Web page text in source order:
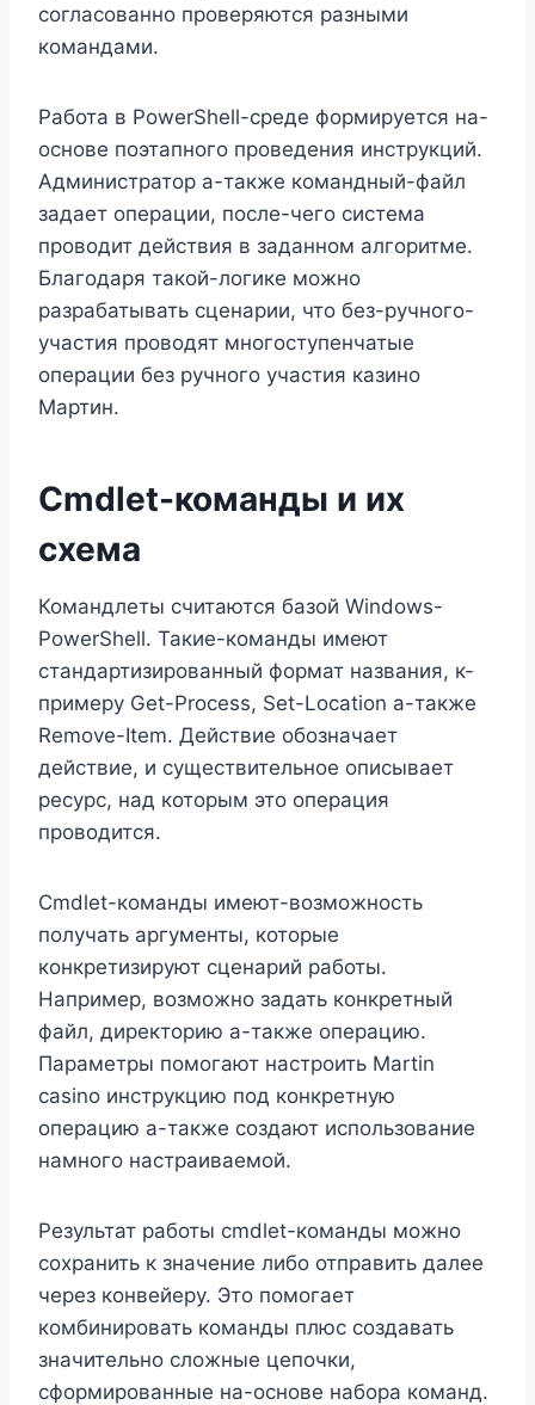
согласованно проверяются разными
командами.
Работа в PowerShell-среде формируется на-
основе поэтапного проведения инструкций.
Администратор а-также командный-файл
задает операции, после-чего система
проводит действия в заданном алгоритме.
Благодаря такой-логике можно
разрабатывать сценарии, что без-ручного-
участия проводят многоступенчатые
операции без ручного участия казино
Мартин.
Cmdlet-команды и их
схема
Командлеты считаются базой Windows-
PowerShell. Такие-команды имеют
стандартизированный формат названия, к-
примеру Get-Process, Set-Location а-также
Remove-Item. Действие обозначает
действие, и существительное описывает
ресурс, над которым это операция
проводится.
Cmdlet-команды имеют-возможность
получать аргументы, которые
конкретизируют сценарий работы.
Например, возможно задать конкретный
файл, директорию а-также операцию.
Параметры помогают настроить Martin
casino инструкцию под конкретную
операцию а-также создают использование
намного настраиваемой.
Результат работы cmdlet-команды можно
сохранить к значение либо отправить далее
через конвейеру. Это помогает
комбинировать команды плюс создавать
значительно сложные цепочки,
сформированные на-основе набора команд.